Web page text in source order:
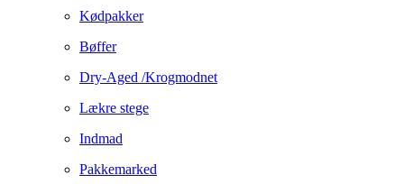
Kødpakker
Bøffer
Dry-Aged /Krogmodnet
Lækre stege
Indmad
Pakkemarked